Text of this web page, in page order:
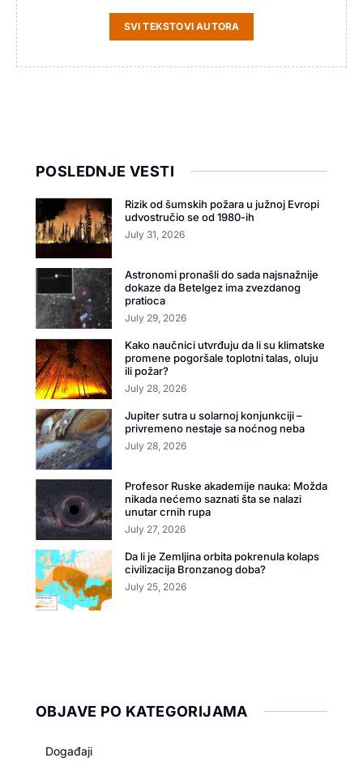
SVI TEKSTOVI AUTORA
POSLEDNJE VESTI
Rizik od šumskih požara u južnoj Evropi
udvostručio se od 1980-ih
July 31, 2026
Astronomi pronašli do sada najsnažnije
dokaze da Betelgez ima zvezdanog
pratioca
July 29, 2026
Kako naučnici utvrđuju da li su klimatske
promene pogoršale toplotni talas, oluju
ili požar?
July 28, 2026
Jupiter sutra u solarnoj konjunkciji –
privremeno nestaje sa noćnog neba
July 28, 2026
Profesor Ruske akademije nauka: Možda
nikada nećemo saznati šta se nalazi
unutar crnih rupa
July 27, 2026
Da li je Zemljina orbita pokrenula kolaps
civilizacija Bronzanog doba?
July 25, 2026
OBJAVE PO KATEGORIJAMA
Događaji